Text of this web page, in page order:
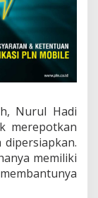
Nurul Hadi
merepotkan
dipersiapkan.
memiliki